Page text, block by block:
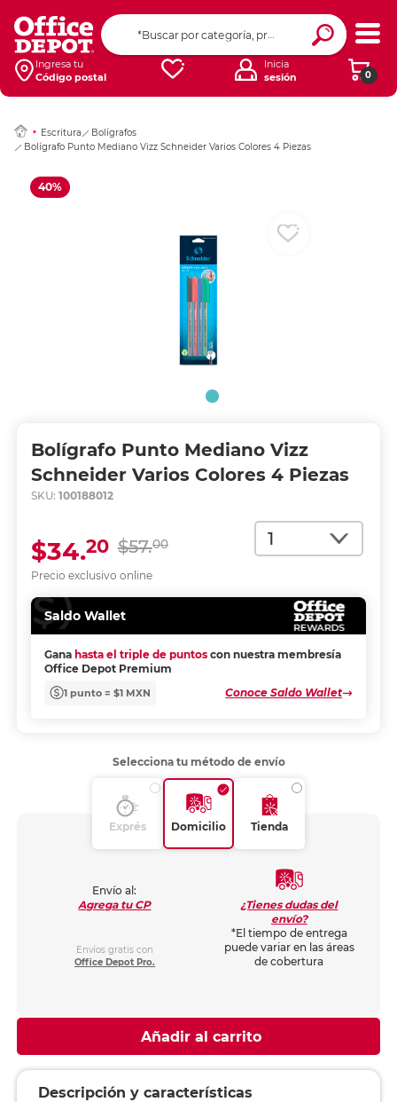
Ingresa tu
Código postal
0
Inicia
sesión
Escritura
Bolígrafos
Bolígrafo Punto Mediano Vizz Schneider Varios Colores 4 Piezas
40%
Bolígrafo Punto Mediano Vizz
Schneider Varios Colores 4 Piezas
SKU: 100188012
Cantidad
Precio exclusivo online
$57.00
$34.20
Saldo Wallet
Gana hasta el triple de puntos con nuestra membresía
Office Depot Premium
1 punto = $1 MXN Conoce Saldo Wallet
Ingresar Codigo
Selecciona tu método de envío
Exprés Domicilio Tienda
Envío al:
Agrega tu CP
Envíos gratis con
Office Depot Pro.
¿Tienes dudas del
envío?
*El tiempo de entrega
puede variar en las áreas
de cobertura
Añadir al carrito
Descripción y características